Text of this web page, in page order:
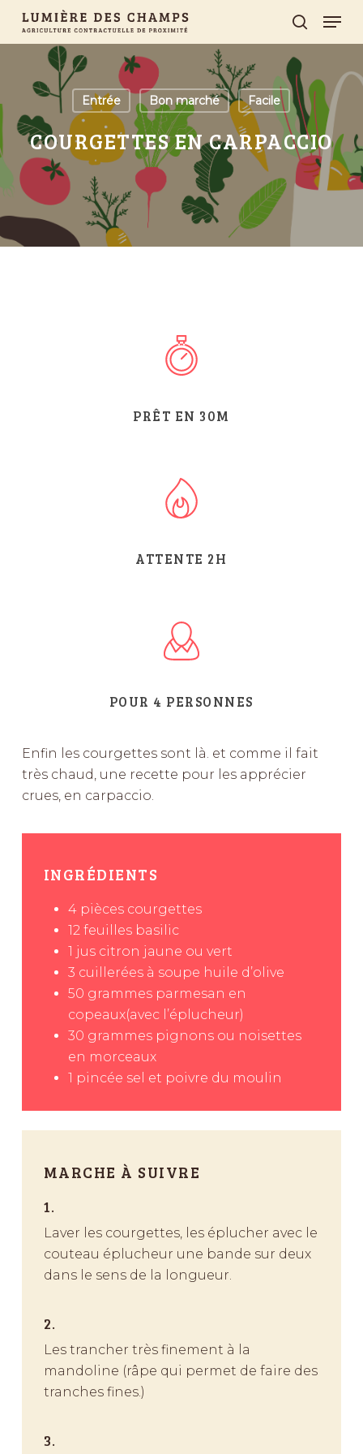
Skip
content
Entrée Bon marché Facile
COURGETTES EN CARPACCIO
PRÊT EN 30M
ATTENTE 2H
POUR 4 PERSONNES
Enfin les courgettes sont là. et comme il fait
très chaud, une recette pour les apprécier
crues, en carpaccio.
INGRÉDIENTS
4pièces courgettes
12feuilles basilic
1 jus citron jaune ou vert
3 cuillerées à soupe huile d’olive
50 grammes parmesan en
copeaux(avec l’éplucheur)
30 grammes pignons ou noisettes
en morceaux
1 pincée sel et poivre du moulin
MARCHE À SUIVRE
1.
Laver les courgettes, les éplucher avec le
couteau éplucheur une bande sur deux
dans le sens de la longueur.
2.
Les trancher très finement à la
mandoline (râpe qui permet de faire des
tranches fines.)
3.